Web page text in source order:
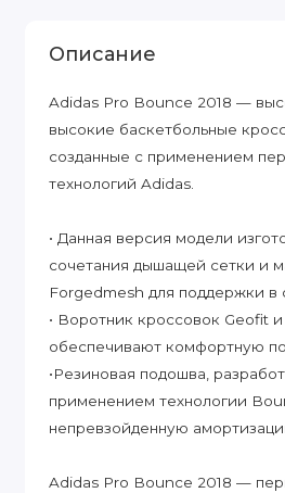
Описание
Adidas Pro Bounce 2018 —
высокие баскетбольные
созданные с применением
технологий Adidas.
• Данная версия модели
сочетания дышащей сетки и
Forgedmesh для поддержки в
• Воротник кроссовок Geofit
обеспечивают комфортную
•Резиновая подошва,
применением технологии
непревзойденную
Adidas Pro Bounce 2018 —